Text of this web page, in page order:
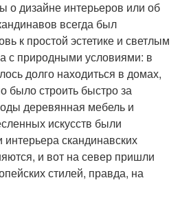
Красивые интерьеры
Готический интерьер
"стили в интерьере
о дизайне интерьеров или об
всегда был
к простой эстетике и светлым
с природными условиями: в
долго находиться в домах,
было строить быстро за
деревянная мебель и
искусств были
скандинавских
и вот на север пришли
стилей, правда, на